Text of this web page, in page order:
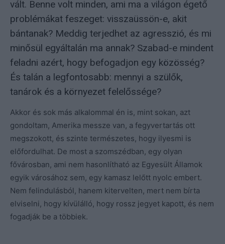
vált. Benne volt minden, ami ma a világon égető
problémákat feszeget: visszaüssön-e, akit
bántanak? Meddig terjedhet az agresszió, és mi
minősül egyáltalán ma annak? Szabad-e mindent
feladni azért, hogy befogadjon egy közösség?
És talán a legfontosabb: mennyi a szülők,
tanárok és a környezet felelőssége?
Akkor és sok más alkalommal én is, mint sokan, azt
gondoltam, Amerika messze van, a fegyvertartás ott
megszokott, és szinte természetes, hogy ilyesmi is
előfordulhat. De most a szomszédban, egy olyan
fővárosban, ami nem hasonlítható az Egyesült Államok
egyik városához sem, egy kamasz lelőtt nyolc embert.
Nem felindulásból, hanem kitervelten, mert nem bírta
elviselni, hogy kívülálló, hogy rossz jegyet kapott, és nem
fogadják be a többiek.